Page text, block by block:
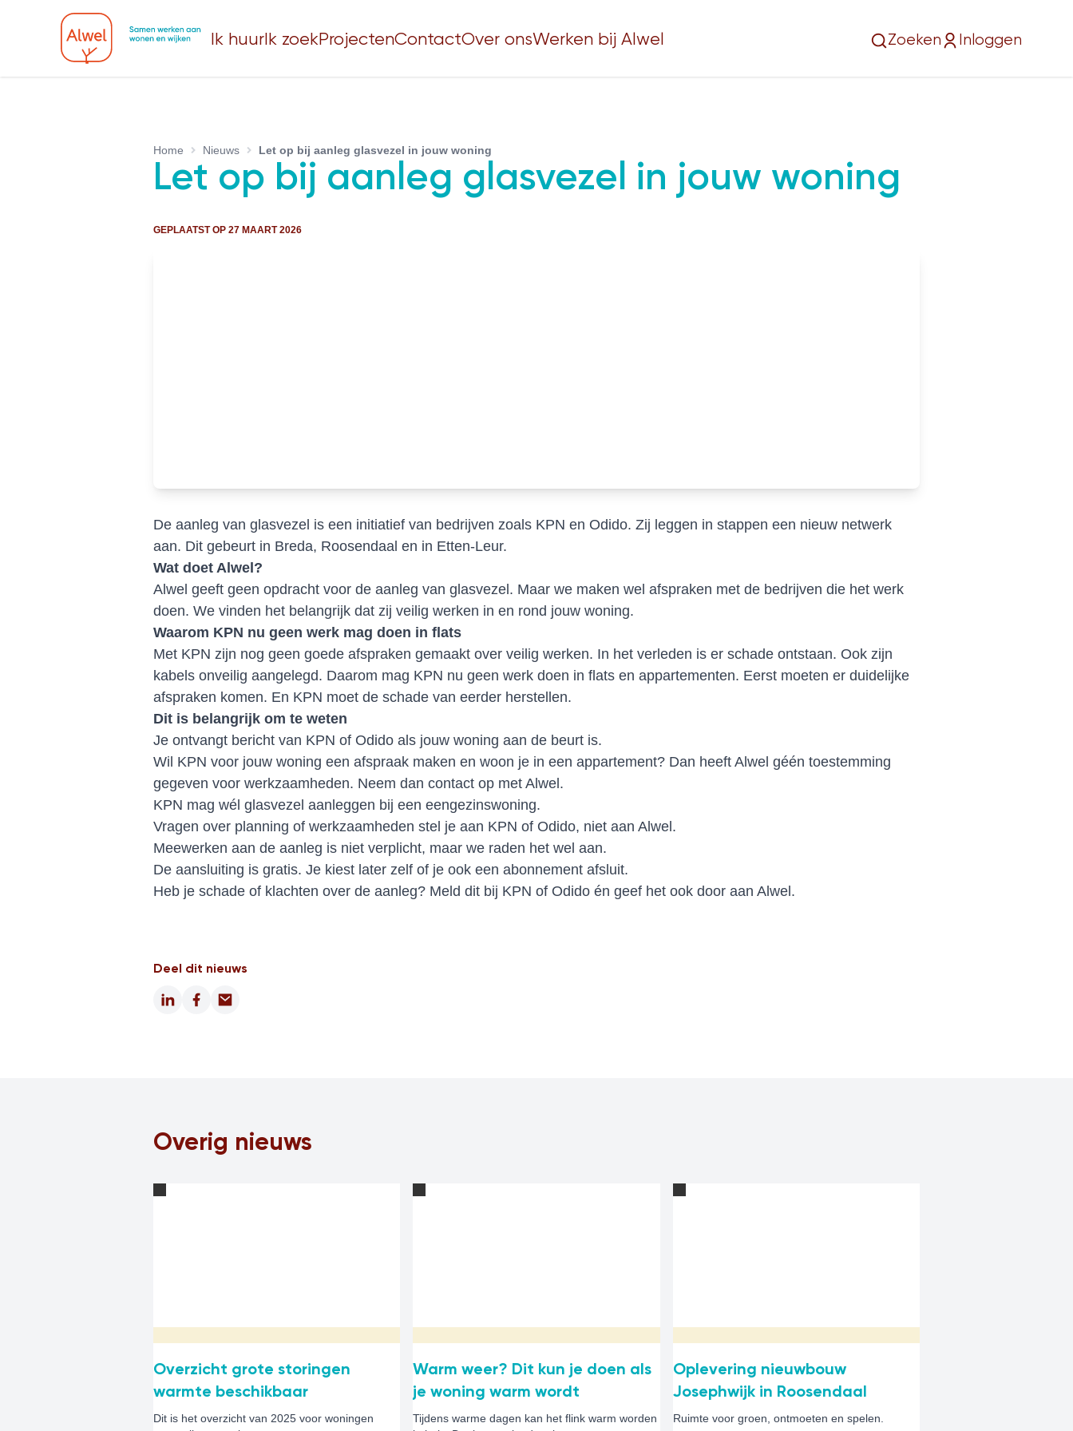
Ik huur Ik zoekProjectenContactOver onsWerken bij Alwel Zoeken Inloggen
Home Nieuws Let op bij aanleg glasvezel in jouw woning
Let op bij aanleg glasvezel in jouw woning
GEPLAATST OP 27 MAART 2026
De aanleg van glasvezel is een initiatief van bedrijven zoals KPN en Odido. Zij leggen in stappen een nieuw netwerk
aan. Dit gebeurt in Breda, Roosendaal en in Etten-Leur.
Wat doet Alwel?
Alwel geeft geen opdracht voor de aanleg van glasvezel. Maar we maken wel afspraken met de bedrijven die het werk
doen. We vinden het belangrijk dat zij veilig werken in en rond jouw woning.
Waarom KPN nu geen werk mag doen in flats
Met KPN zijn nog geen goede afspraken gemaakt over veilig werken. In het verleden is er schade ontstaan. Ook zijn
kabels onveilig aangelegd. Daarom mag KPN nu geen werk doen in flats en appartementen. Eerst moeten er duidelijke
afspraken komen. En KPN moet de schade van eerder herstellen.
Dit is belangrijk om te weten
Je ontvangt bericht van KPN of Odido als jouw woning aan de beurt is.
Wil KPN voor jouw woning een afspraak maken en woon je in een appartement? Dan heeft Alwel géén toestemming
gegeven voor werkzaamheden. Neem dan contact op met Alwel.
KPN mag wél glasvezel aanleggen bij een eengezinswoning.
Vragen over planning of werkzaamheden stel je aan KPN of Odido, niet aan Alwel.
Meewerken aan de aanleg is niet verplicht, maar we raden het wel aan.
De aansluiting is gratis. Je kiest later zelf of je ook een abonnement afsluit.
Heb je schade of klachten over de aanleg? Meld dit bij KPN of Odido én geef het ook door aan Alwel.
Deel dit nieuws
LinkedInFacebook
Email
Overig nieuws
Overzicht grote storingen
warmte beschikbaar
Dit is het overzicht van 2025 voor woningen
Warm weer? Dit kun je doen als
je woning warm wordt
Tijdens warme dagen kan het flink warm worden
Oplevering nieuwbouw
Josephwijk in Roosendaal
Ruimte voor groen, ontmoeten en spelen.